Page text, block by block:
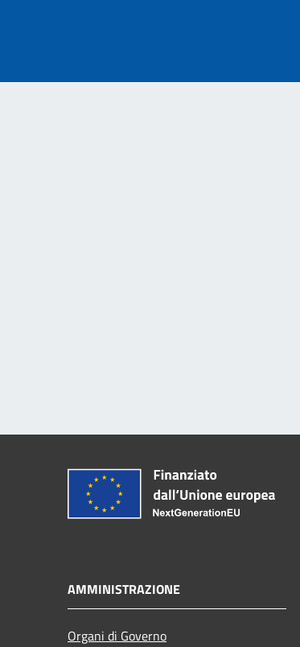
AMMINISTRAZIONE
Organi di Governo